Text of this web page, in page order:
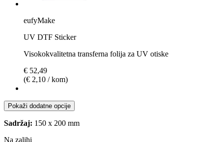
eufyMake
UV DTF Sticker
Visokokvalitetna transferna folija za UV otiske
€ 52,49
(€ 2,10 / kom)
Pokaži dodatne opcije
Sadržaj: 150 x 200 mm
Na zalihi